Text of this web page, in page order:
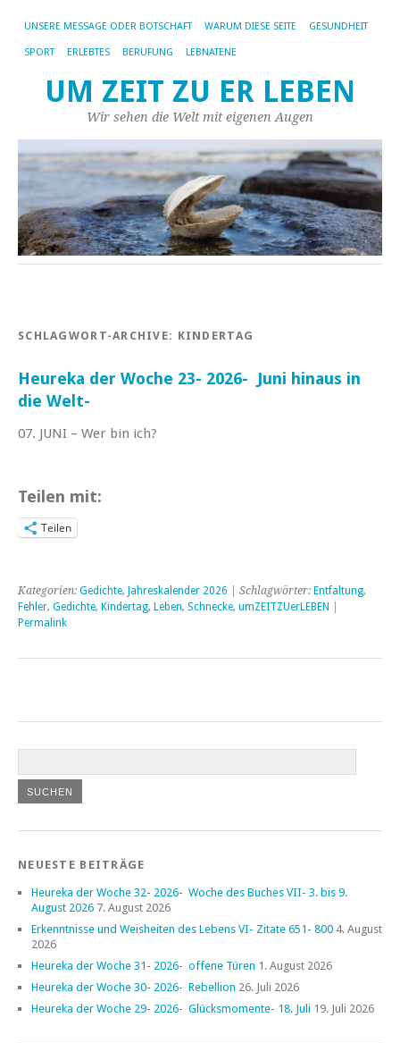
UNSERE MESSAGE ODER BOTSCHAFT WARUM DIESE SEITE GESUNDHEIT
SPORT ERLEBTES BERUFUNG LEBNATENE
UM ZEIT ZU ER LEBEN
Wir sehen die Welt mit eigenen Augen
SCHLAGWORT-ARCHIVE: KINDERTAG
Heureka der Woche 23- 2026- Juni hinaus in
die Welt-
07. JUNI – Wer bin ich?
Teilen mit:
Teilen
Kategorien: Gedichte, Jahreskalender 2026 | Schlagwörter: Entfaltung,
Fehler, Gedichte, Kindertag, Leben, Schnecke, umZEITZUerLEBEN
Permalink
NEUESTE BEITRÄGE
Heureka der Woche 32- 2026- Woche des Buches VII- 3. bis 9.
August 2026 7. August 2026
Erkenntnisse und Weisheiten des Lebens VI- Zitate 651- 800 4. August
2026
Heureka der Woche 31- 2026- offene Türen 1. August 2026
Heureka der Woche 30- 2026- Rebellion 26. Juli 2026
Heureka der Woche 29- 2026- Glücksmomente- 18. Juli 19. Juli 2026